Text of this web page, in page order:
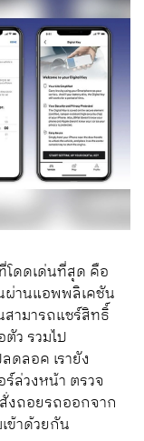
โดดเด่นที่สุด คือ
ผ่านแอพพลิเคชัน
ามารถแชร์สิทธิ์
ว รวมไป
ลอค เรายัง
ล่วงหน้า ตรวจ
ถอยรถออกจาก
ข้าด้วยกัน